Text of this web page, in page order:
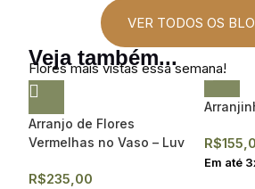
VER TODOS OS
Veja também...
Flores mais vistas essa semana!
Arranjo de Flores
Vermelhas no Vaso – Luv
R$235,00
R$
Em até 3